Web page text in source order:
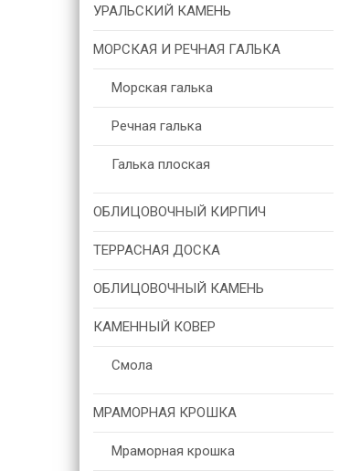
УРАЛЬСКИЙ КАМЕНЬ
МОРСКАЯ И РЕЧНАЯ ГАЛЬКА
Морская галька
Речная галька
Галька плоская
ОБЛИЦОВОЧНЫЙ КИРПИЧ
ТЕРРАСНАЯ ДОСКА
ОБЛИЦОВОЧНЫЙ КАМЕНЬ
КАМЕННЫЙ КОВЕР
Смола
МРАМОРНАЯ КРОШКА
Мраморная крошка